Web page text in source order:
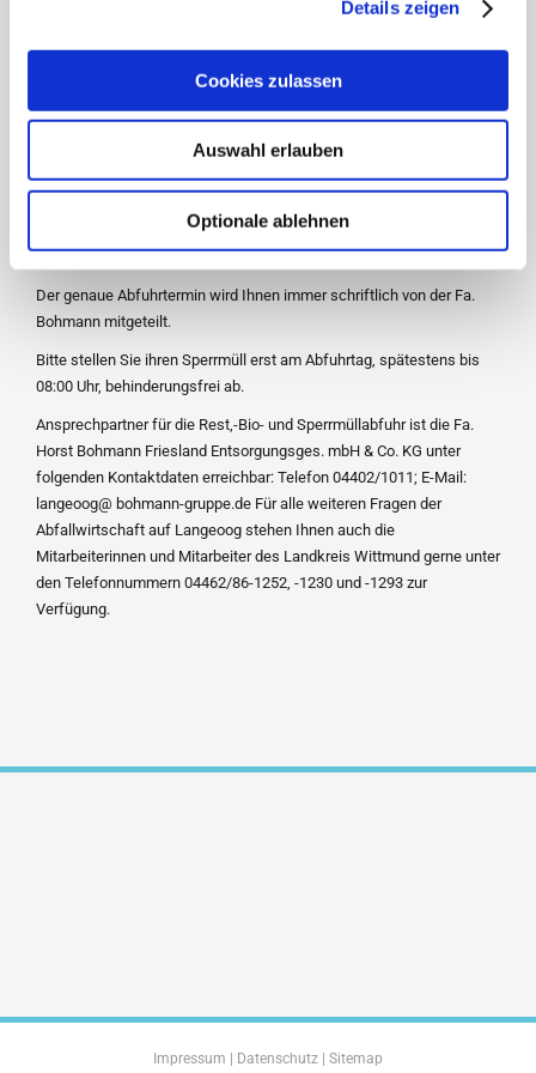
Details zeigen
Cookies zulassen
Auswahl erlauben
Optionale ablehnen
größere Menge bereitgestellt werden müssen, können zwei oder
mehr Sperrmüllkarten zu einer kombinierenden Abfuhr beantragt
Sollte Ihre Anmeldung nach dem Anmeldeschluss eingehen oder
Sie bitte Verständnis dafür, dass sie erst für den nächstfolgenden
Abfuhrtermin berücksichtigt wird.
Der genaue Abfuhrtermin wird Ihnen immer schriftlich von der Fa.
Bohmann mitgeteilt.
Bitte stellen Sie ihren Sperrmüll erst am Abfuhrtag, spätestens bis
08:00 Uhr, behinderungsfrei ab.
Ansprechpartner für die Rest,-Bio- und Sperrmüllabfuhr ist die Fa.
Horst Bohmann Friesland Entsorgungsges. mbH & Co. KG unter
folgenden Kontaktdaten erreichbar: Telefon 04402/1011; E-Mail:
langeoog@ bohmann-gruppe.de Für alle weiteren Fragen der
Abfallwirtschaft auf Langeoog stehen Ihnen auch die
Mitarbeiterinnen und Mitarbeiter des Landkreis Wittmund gerne unter
den Telefonnummern 04462/86-1252, -1230 und -1293 zur
Verfügung.
Impressum | Datenschutz | Sitemap